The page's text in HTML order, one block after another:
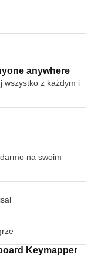
anywhere
wszystko z każdym i
na swoim
Keymapper